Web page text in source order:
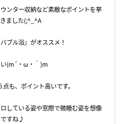
ンター収納など素敵なポイントを挙
ました(;^_^A
ブル浴』がオススメ！
(m´・ω・｀)m
も、ポイント高いです。
している姿や窓際で微睡む姿を想像
ですね♪